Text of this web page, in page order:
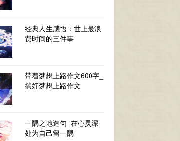
经典人生感悟：世上最浪
费时间的三件事
带着梦想上路作文600字_
揣好梦想上路作文
一隅之地造句_在心灵深
处为自己留一隅